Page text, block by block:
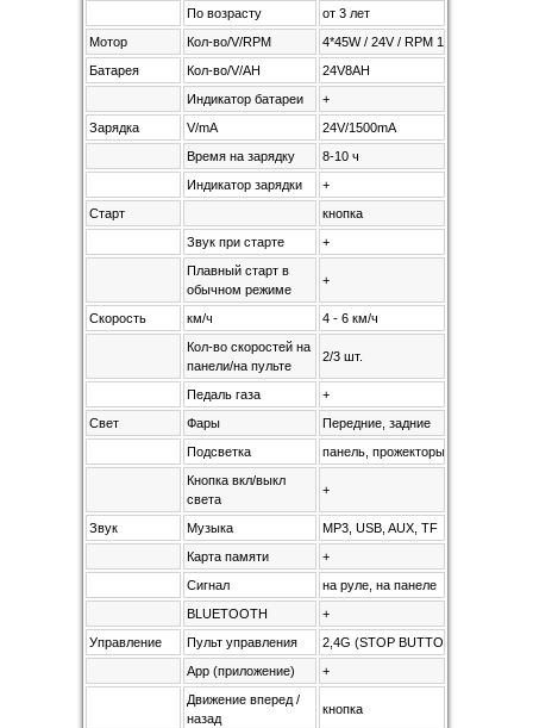
По возрасту
от 3 лет
Мотор
Кол-во/V/RPM
4*45W / 24V / RPM 10000
Батарея
Кол-во/V/AH
24V8AH
Индикатор батареи
+
Зарядка
V/mA
24V/1500mA
Время на зарядку
8-10 ч
Индикатор зарядки
+
Старт
кнопка
Звук при старте
+
Плавный старт в
обычном режиме
+
Скорость км/ч
4 - 6 км/ч
Кол-во скоростей на
панели/на пульте
2/3 шт.
Педаль газа
+
Свет
Фары
Передние, задние
Подсветка
панель, прожекторы сверху
Кнопка вкл/выкл
света
+
Звук Музыка
MP3, USB, AUX, TF
Карта памяти
+
Сигнал
на руле, на панеле
BLUETOOTH
+
Управление
Пульт управления
2,4G (STOP BUTTON)
App (приложение)
+
Движение вперед /
назад
кнопка